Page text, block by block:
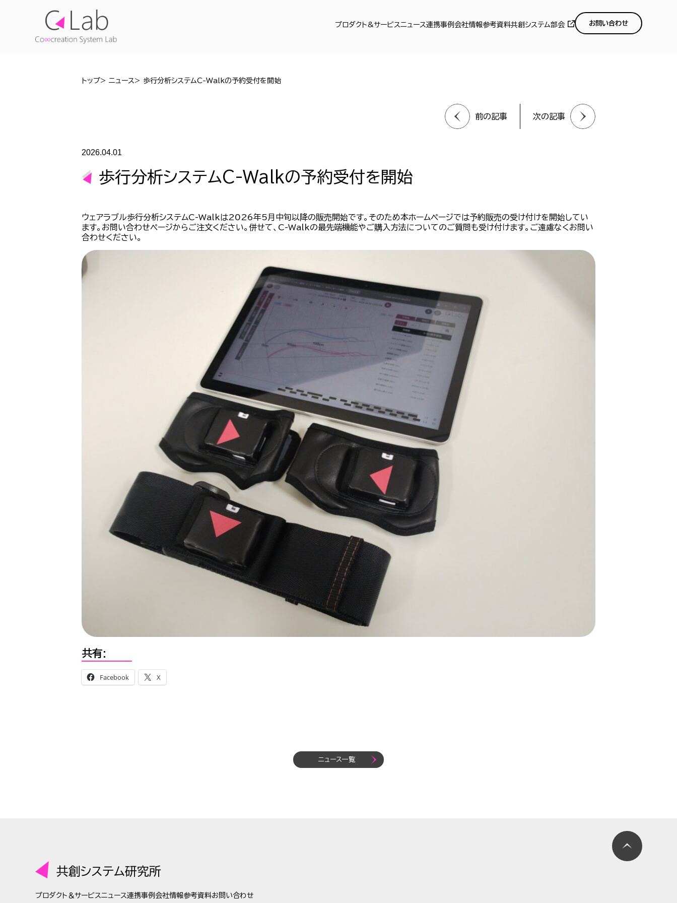
プロダクト&サービス ニュース連携事例 会社情報参考資料共創システム部会 お問い合わせ
トップ ニュース 歩行分析システムC-Walkの予約受付を開始
前の記事 次の記事
2026.04.01
歩行分析システムC-Walkの予約受付を開始
ウェアラブル歩行分析システムC-Walkは2026年5月中旬以降の販売開始です。そのため本ホームページでは予約販売の受け付けを開始してい
ます。お問い合わせページからご注文ください。併せて、C-Walkの最先端機能やご購入方法についてのご質問も受け付けます。ご遠慮なくお問い
合わせください。
共有:
Facebook X
ニュース一覧
プロダクト＆サービス ニュース連携事例 会社情報参考資料お問い合わせ